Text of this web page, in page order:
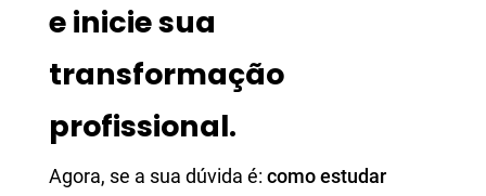
e inicie sua
transformação
profissional.
Agora, se a sua dúvida é: como estudar